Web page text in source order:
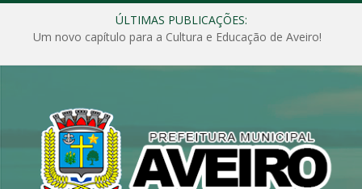
ÚLTIMAS PUBLICAÇÕES:
Um novo capítulo para a Cultura e Educação de Aveiro!